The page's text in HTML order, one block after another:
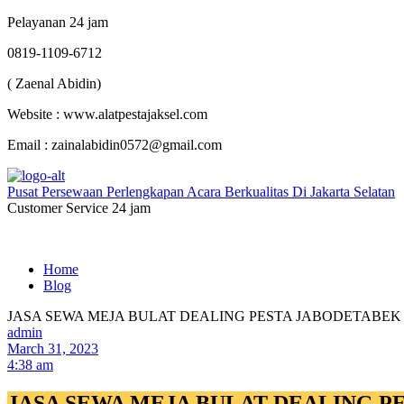
Pelayanan 24 jam
0819-1109-6712
( Zaenal Abidin)
Website : www.alatpestajaksel.com
Email : zainalabidin0572@gmail.com
Pusat Persewaan Perlengkapan Acara Berkualitas Di Jakarta Selatan
Customer Service 24 jam
Home
Blog
JASA SEWA MEJA BULAT DEALING PESTA JABODETABEK
admin
March 31, 2023
4:38 am